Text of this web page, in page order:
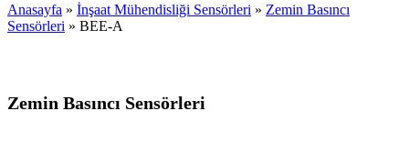
Anasayfa » İnşaat Mühendisliği Sensörleri » Zemin Basıncı
Sensörleri » BEE-A
Zemin Basıncı Sensörleri